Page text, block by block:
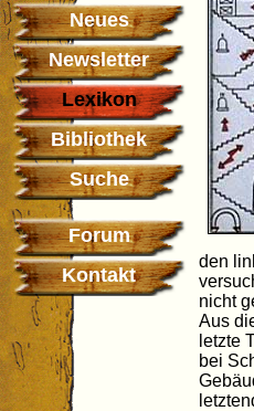
Neues
Newsletter
Lexikon
Bibliothek
Suche
Forum
Kontakt
den
nicht
Aus
letzte
bei